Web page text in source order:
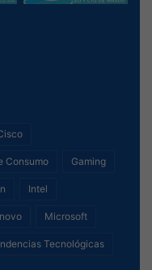
Consumo Gaming
Intel
Microsoft
Tecnológicas